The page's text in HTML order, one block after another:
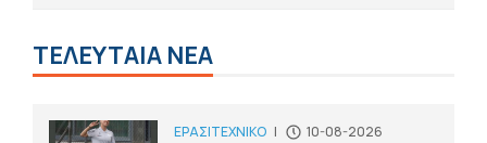
ΤΕΛΕΥΤΑΙΑ ΝΕΑ
ΕΡΑΣΙΤΕΧΝΙΚΟ | 10-08-2026